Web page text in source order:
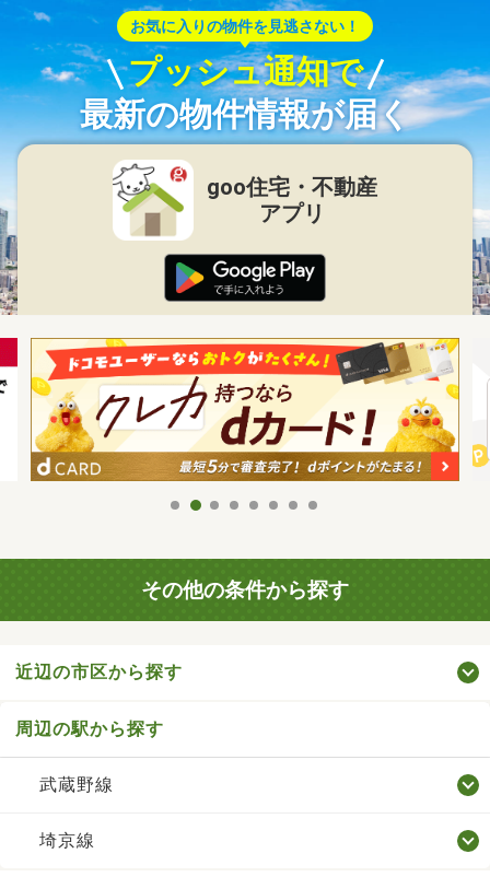
お気に入りの物件を見逃さない！
プッシュ通知で
最新の物件情報が届く
goo住宅・不動産
アプリ
その他の条件から探す
近辺の市区から探す
周辺の駅から探す
武蔵野線
埼京線